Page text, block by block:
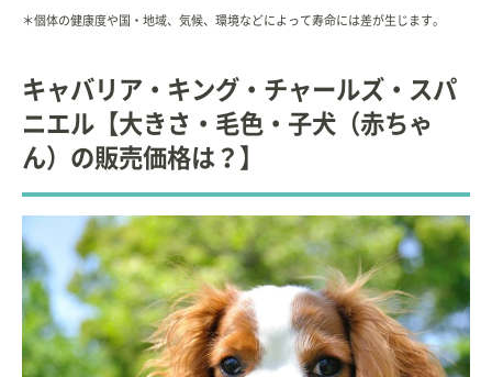
＊個体の健康度や国・地域、気候、環境などによって寿命には差が生じます。
キャバリア・キング・チャールズ・スパ
ニエル【大きさ・毛色・子犬（赤ちゃ
ん）の販売価格は？】